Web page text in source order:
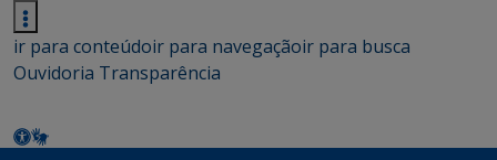
ir para conteúdoir para navegaçãoir para busca
Ouvidoria Transparência